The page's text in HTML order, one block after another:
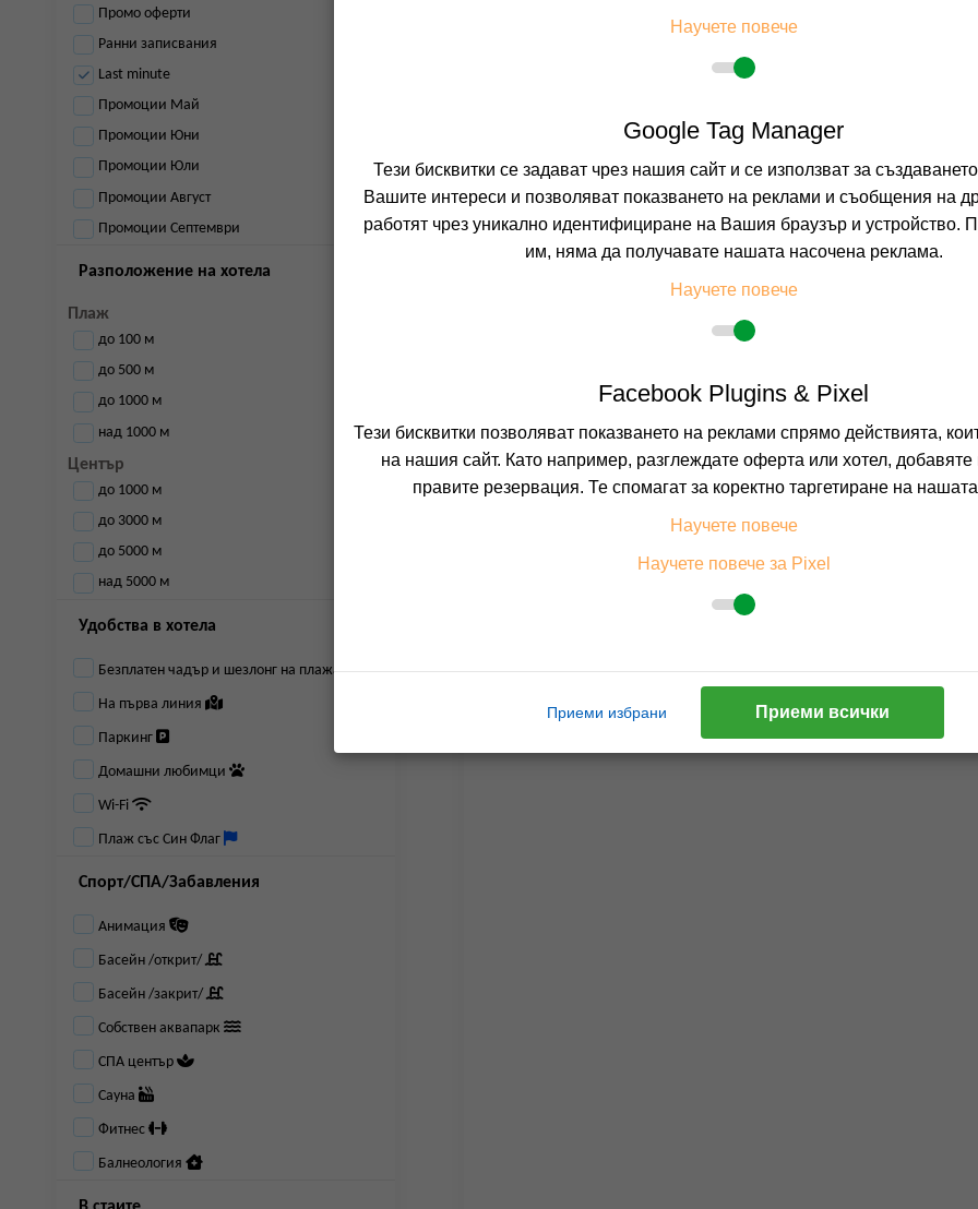
Промо оферти
Ранни записвания
Last minute
Промоции Май
Промоции Юни
Промоции Юли
Промоции Август
Промоции Септември
Разположение на хотела
Плаж
до 100 м
до 500 м
до 1000 м
над 1000 м
Център
до 1000 м
до 3000 м
до 5000 м
над 5000 м
Удобства в хотела
Безплатен чадър и шезлонг на плажа
На първа линия
Паркинг
Домашни любимци
Wi-Fi
Плаж със Син Флаг
Спорт/СПА/Забавления
Анимация
Басейн /открит/
Басейн /закрит/
Собствен аквапарк
СПА център
Сауна
Фитнес
Балнеология
Пълно описание
Научете повече
Google Tag Manager
Тези бисквитки се задават чрез нашия сайт и се използват за
Вашите интереси и позволяват показването на реклами и съобщения на
работят чрез уникално идентифициране на Вашия браузър и устройство.
им, няма да получавате нашата насочена реклама.
Научете повече
Facebook Plugins & Pixel
Тези бисквитки позволяват показването на реклами спрямо действията,
на нашия сайт. Като например, разглеждате оферта или хотел, добавяте
правите резервация. Те спомагат за коректно таргетиране на
Научете повече
Научете повече за Pixel
Приеми избрани Приеми всички